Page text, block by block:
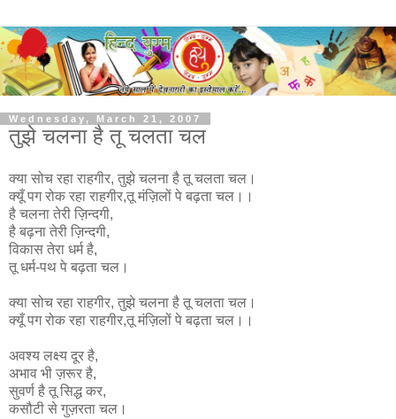
Wednesday, March 21, 2007
तुझे चलना है तू चलता चल
क्या सोच रहा राहगीर, तुझे चलना है तू चलता चल।
क्यूँ पग रोक रहा राहगीर,तू मंज़िलों पे बढ़ता चल।।
है चलना तेरी ज़िन्दगी,
है बढ़ना तेरी ज़िन्दगी,
विकास तेरा धर्म है,
तू धर्म-पथ पे बढ़ता चल।
क्या सोच रहा राहगीर, तुझे चलना है तू चलता चल।
क्यूँ पग रोक रहा राहगीर,तू मंज़िलों पे बढ़ता चल।।
अवश्य लक्ष्य दूर है,
अभाव भी ज़रूर है,
सुवर्ण है तू सिद्ध कर,
कसौटी से गुज़रता चल।